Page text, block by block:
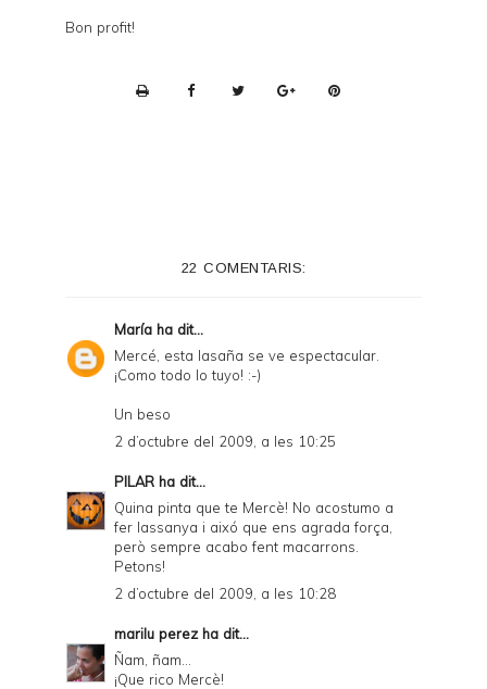
Bon profit!
i
e
n
d
l
y
d
P
22 COMENTARIS:
María ha dit...
Mercé, esta lasaña se ve espectacular.
¡Como todo lo tuyo! :-)
Un beso
2 d’octubre del 2009, a les 10:25
PILAR ha dit...
Quina pinta que te Mercè! No acostumo a
fer lassanya i aixó que ens agrada força,
però sempre acabo fent macarrons.
Petons!
2 d’octubre del 2009, a les 10:28
marilu perez ha dit...
Ñam, ñam...
¡Que rico Mercè!